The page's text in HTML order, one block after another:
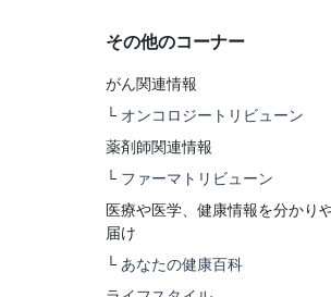
その他のコーナー
がん関連情報
└ オンコロジートリビューン
薬剤師関連情報
└ ファーマトリビューン
医療や医学、健康情報を分かり
届け
└ あなたの健康百科